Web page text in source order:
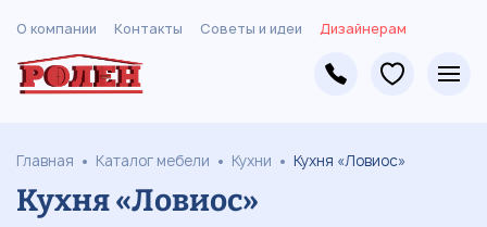
О компании Контакты Советы и идеи Дизайнерам
Главная Каталог мебели Кухни Кухня «Ловиос»
Кухня «Ловиос»